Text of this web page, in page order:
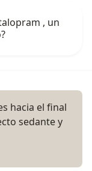
, un
hacia el final
sedante y